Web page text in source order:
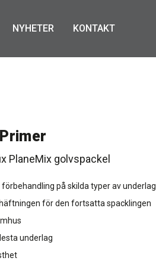
NYHETER KONTAKT
PlaneMix golvspackel
på skilda typer av underlag
för den fortsatta spacklingen
underlag